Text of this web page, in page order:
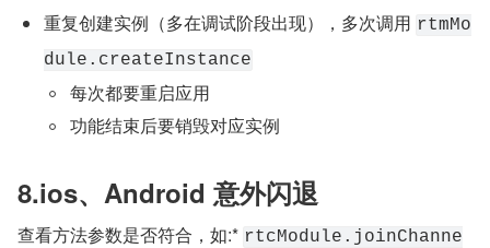
重复创建实例（多在调试阶段出现），多次调用 rtmMo
dule.createInstance
每次都要重启应用
功能结束后要销毁对应实例
8.ios、Android 意外闪退
查看方法参数是否符合，如:* rtcModule.joinChanne